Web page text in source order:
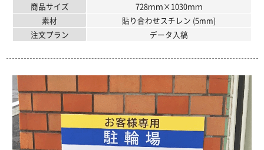
商品サイズ
728ｍｍ×1030ｍｍ
素材
貼り合わせスチレン (5mm)
注文プラン
データ入稿